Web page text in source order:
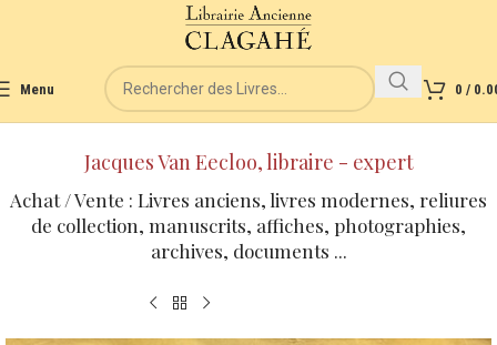
Menu 0 /
Jacques Van Eecloo, libraire - expert
Achat / Vente : Livres anciens, livres modernes, reliures
de collection, manuscrits, affiches, photographies,
archives, documents ...